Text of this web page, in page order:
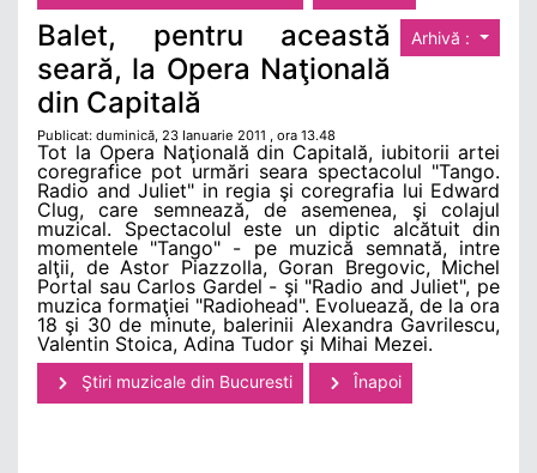
Arhivă :
Balet, pentru această
seară, la Opera Naţională
din Capitală
Publicat: duminică, 23 Ianuarie 2011 , ora 13.48
Tot la Opera Naţională din Capitală, iubitorii artei
coregrafice pot urmări seara spectacolul "Tango.
Radio and Juliet" in regia şi coregrafia lui Edward
Clug, care semnează, de asemenea, şi colajul
muzical. Spectacolul este un diptic alcătuit din
momentele "Tango" - pe muzică semnată, intre
alţii, de Astor Piazzolla, Goran Bregovic, Michel
Portal sau Carlos Gardel - şi "Radio and Juliet", pe
muzica formaţiei "Radiohead". Evoluează, de la ora
18 şi 30 de minute, balerinii Alexandra Gavrilescu,
Valentin Stoica, Adina Tudor şi Mihai Mezei.
Ştiri muzicale din Bucuresti Înapoi